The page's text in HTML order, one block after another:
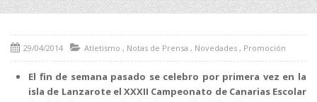
29/04/2014 Atletismo , Notas de Prensa , Novedades , Promoción
El fin de semana pasado se celebro por primera vez en la
isla de Lanzarote el XXXII Campeonato de Canarias Escolar